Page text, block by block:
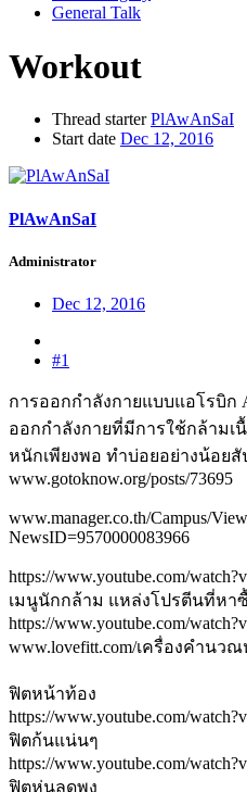
General Talk
Workout
Thread starter PlAwAnSaI
Start date Dec 12, 2016
PlAwAnSaI
Administrator
Dec 12, 2016
#1
การออกกำลังกายแบบแอโรบิก
ออกกำลังกายที่มีการใช้กล้าม
หนักเพียงพอ ทำบ่อยอย่างน้อยสั
www.gotoknow.org/posts/73695
www.manager.co.th/Campus/
NewsID=9570000083966
https://www.youtube.com/
เมนูนักกล้าม แหล่งโปรตีนที่หา
https://www.youtube.com/
www.lovefitt.com/เครื่องคำนว
ฟิตหน้าท้อง
https://www.youtube.com/
ฟิตก้นแน่นๆ
https://www.youtube.com/
ฟิตหุ่นลดพุง